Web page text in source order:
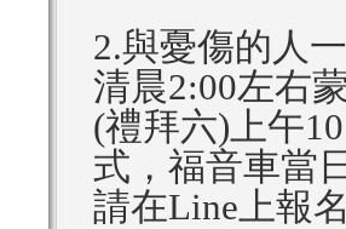
2.與憂傷的人
清晨2:00左右
(禮拜六)上午
式，福音車當
請在Line上報